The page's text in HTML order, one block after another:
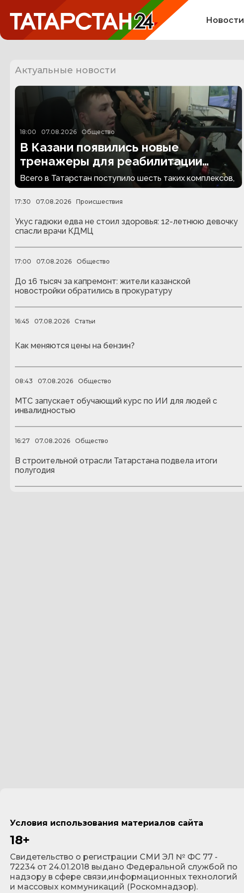
Новости
Актуальные новости
18:00 07.08.2026 Общество
В Казани появились новые
тренажеры для реабилитации
людей с ампутациями
Всего в Татарстан поступило шесть таких комплексов,
17:30 07.08.2026 Происшествия
Укус гадюки едва не стоил здоровья: 12-летнюю девочку
спасли врачи КДМЦ
17:00 07.08.2026 Общество
До 16 тысяч за капремонт: жители казанской
новостройки обратились в прокуратуру
16:45 07.08.2026 Статьи
Как меняются цены на бензин?
08:43 07.08.2026 Общество
МТС запускает обучающий курс по ИИ для людей с
инвалидностью
16:27 07.08.2026 Общество
В строительной отрасли Татарстана подвела итоги
полугодия
Условия использования материалов сайта
18+
Cвидетельство о регистрации СМИ ЭЛ № ФС 77 -
72234 от 24.01.2018 выдано Федеральной службой по
надзору в сфере связи,информационных технологий
и массовых коммуникаций (Роскомнадзор).